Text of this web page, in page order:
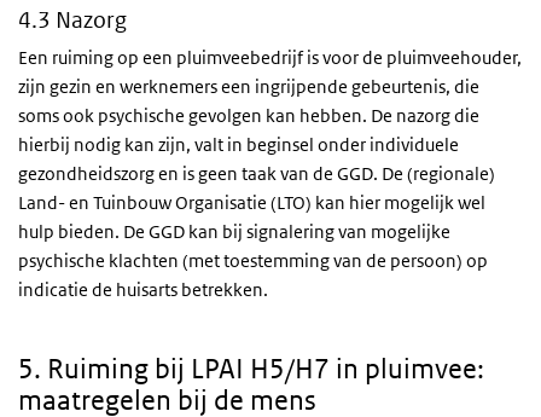
4.3 Nazorg
Een ruiming op een pluimveebedrijf is voor de pluimveehouder,
zijn gezin en werknemers een ingrijpende gebeurtenis, die
soms ook psychische gevolgen kan hebben. De nazorg die
hierbij nodig kan zijn, valt in beginsel onder individuele
gezondheidszorg en is geen taak van de GGD. De (regionale)
Land- en Tuinbouw Organisatie (LTO) kan hier mogelijk wel
hulp bieden. De GGD kan bij signalering van mogelijke
psychische klachten (met toestemming van de persoon) op
indicatie de huisarts betrekken.
5. Ruiming bij LPAI H5/H7 in pluimvee:
maatregelen bij de mens